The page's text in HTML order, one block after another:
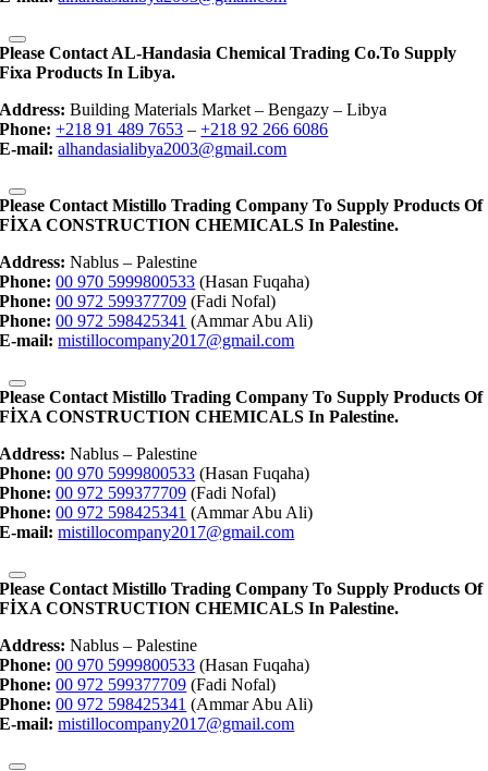
Please Contact AL-Handasia Chemical Trading Co.to Supply
Fixa Products In Libya.
Address: Building Materials Market – Bengazy – Libya
Phone: +218 91 489 7653 –+218 92 266 6086
E-mail: alhandasialibya2003@gmail.com
Please Contact Mistillo Trading Company To Supply Products Of
FİXA CONSTRUCTION CHEMICALS In Palestine.
Address: Nablus – Palestine
Phone: 00 970 5999800533 (Hasan Fuqaha)
Phone: 00 972 599377709 (Fadi Nofal)
Phone: 00 972 598425341 (Ammar Abu Ali)
E-mail: mistillocompany2017@gmail.com
Please Contact Mistillo Trading Company To Supply Products Of
FİXA CONSTRUCTION CHEMICALS In Palestine.
Address: Nablus – Palestine
Phone: 00 970 5999800533 (Hasan Fuqaha)
Phone: 00 972 599377709 (Fadi Nofal)
Phone: 00 972 598425341 (Ammar Abu Ali)
E-mail: mistillocompany2017@gmail.com
Please Contact Mistillo Trading Company To Supply Products Of
FİXA CONSTRUCTION CHEMICALS In Palestine.
Address: Nablus – Palestine
Phone: 00 970 5999800533 (Hasan Fuqaha)
Phone: 00 972 599377709 (Fadi Nofal)
Phone: 00 972 598425341 (Ammar Abu Ali)
E-mail: mistillocompany2017@gmail.com